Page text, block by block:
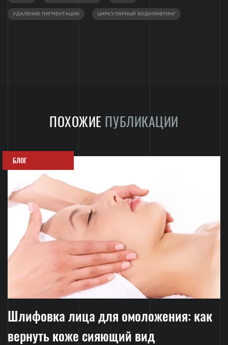
УДАЛЕНИЕ ПИГМЕНТАЦИИ ЦИРКУЛЯРНЫЙ БОДИЛИФТИНГ
ПОХОЖИЕ ПУБЛИКАЦИИ
БЛОГ
Шлифовка лица для омоложения: как
вернуть коже сияющий вид